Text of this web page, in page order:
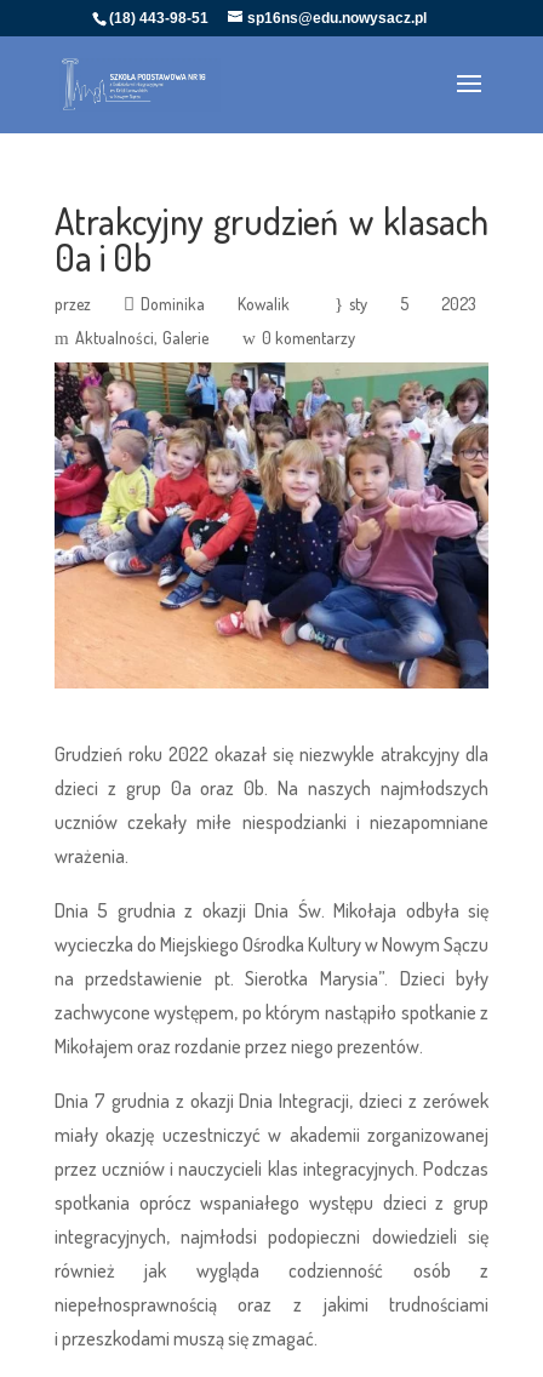
(18) 443-98-51 sp16ns@edu.nowysacz.pl
Atrakcyjny grudzień w klasach
0a i 0b
przez Dominika Kowalik
sty 5 2023
Aktualności Galerie 0 komentarzy
Grudzień roku 2022 okazał się niezwykle atrakcyjny dla
dzieci z grup 0a oraz 0b. Na naszych najmłodszych
uczniów czekały miłe niespodzianki i niezapomniane
wrażenia.
Dnia 5 grudnia z okazji Dnia Św. Mikołaja odbyła się
wycieczka do Miejskiego Ośrodka Kultury w Nowym Sączu
na przedstawienie pt. Sierotka Marysia”. Dzieci były
zachwycone występem, po którym nastąpiło spotkanie z
Mikołajem oraz rozdanie przez niego prezentów.
Dnia 7 grudnia z okazji Dnia Integracji, dzieci z zerówek
miały okazję uczestniczyć w akademii zorganizowanej
przez uczniów i nauczycieli klas integracyjnych. Podczas
spotkania oprócz wspaniałego występu dzieci z grup
integracyjnych, najmłodsi podopieczni dowiedzieli się
również jak wygląda codzienność osób z
niepełnosprawnością oraz z jakimi trudnościami
i przeszkodami muszą się zmagać.